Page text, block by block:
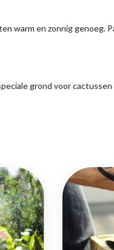
warm en zonnig genoeg.
grond voor